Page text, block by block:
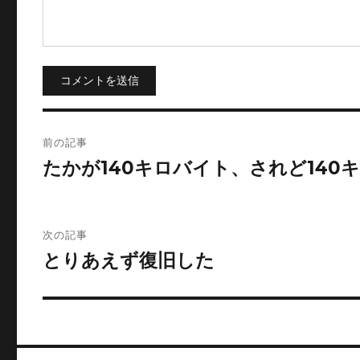
コメントを送信
稿
ビ
ゲ
ー
前の記事
たかが140キロバイト、されど140
次の記事
とりあえず復旧した